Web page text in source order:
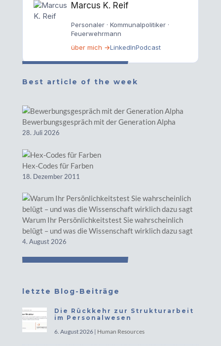
Marcus K. Reif
Personaler · Kommunalpolitiker ·
Feuerwehrmann
über mich →LinkedInPodcast
Best article of the week
Bewerbungsgespräch mit der Generation Alpha
28. Juli 2026
Hex-Codes für Farben
18. Dezember 2011
Warum Ihr Persönlichkeitstest Sie wahrscheinlich
belügt – und was die Wissenschaft wirklich dazu sagt
4. August 2026
letzte Blog-Beiträge
Die Rückkehr zur Strukturarbeit
im Personalwesen
6. August 2026| Human Resources